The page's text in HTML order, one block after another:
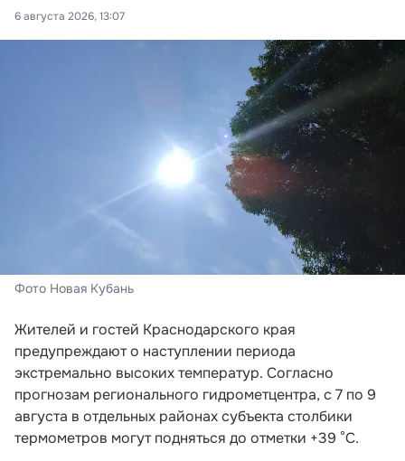
6 августа 2026, 13:07
Фото Новая Кубань
Жителей и гостей Краснодарского края
предупреждают о наступлении периода
экстремально высоких температур. Согласно
прогнозам регионального гидрометцентра, с 7 по 9
августа в отдельных районах субъекта столбики
термометров могут подняться до отметки +39 °C.